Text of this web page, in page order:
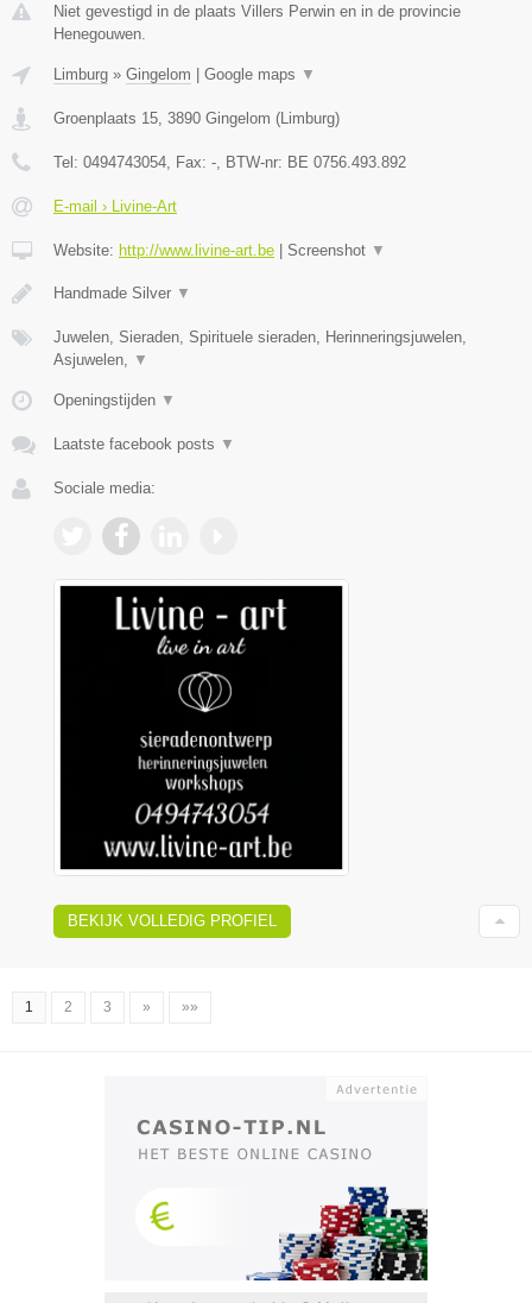
Niet gevestigd in de plaats Villers Perwin en in de provincie
Henegouwen.
Limburg » Gingelom | Google maps ▼
Groenplaats 15 3890 Gingelom (Limburg)
Tel: 0494743054 , Fax: - , BTW-nr: BE 0756.493.892
E-mail › Livine-Art
Website: http://www.livine-art.be | Screenshot ▼
Handmade Silver ▼
Juwelen, Sieraden, Spirituele sieraden, Herinneringsjuwelen,
Asjuwelen,
▼
Openingstijden ▼
Laatste facebook posts ▼
Sociale media:
BEKIJK VOLLEDIG PROFIEL
1 2 3 » »»